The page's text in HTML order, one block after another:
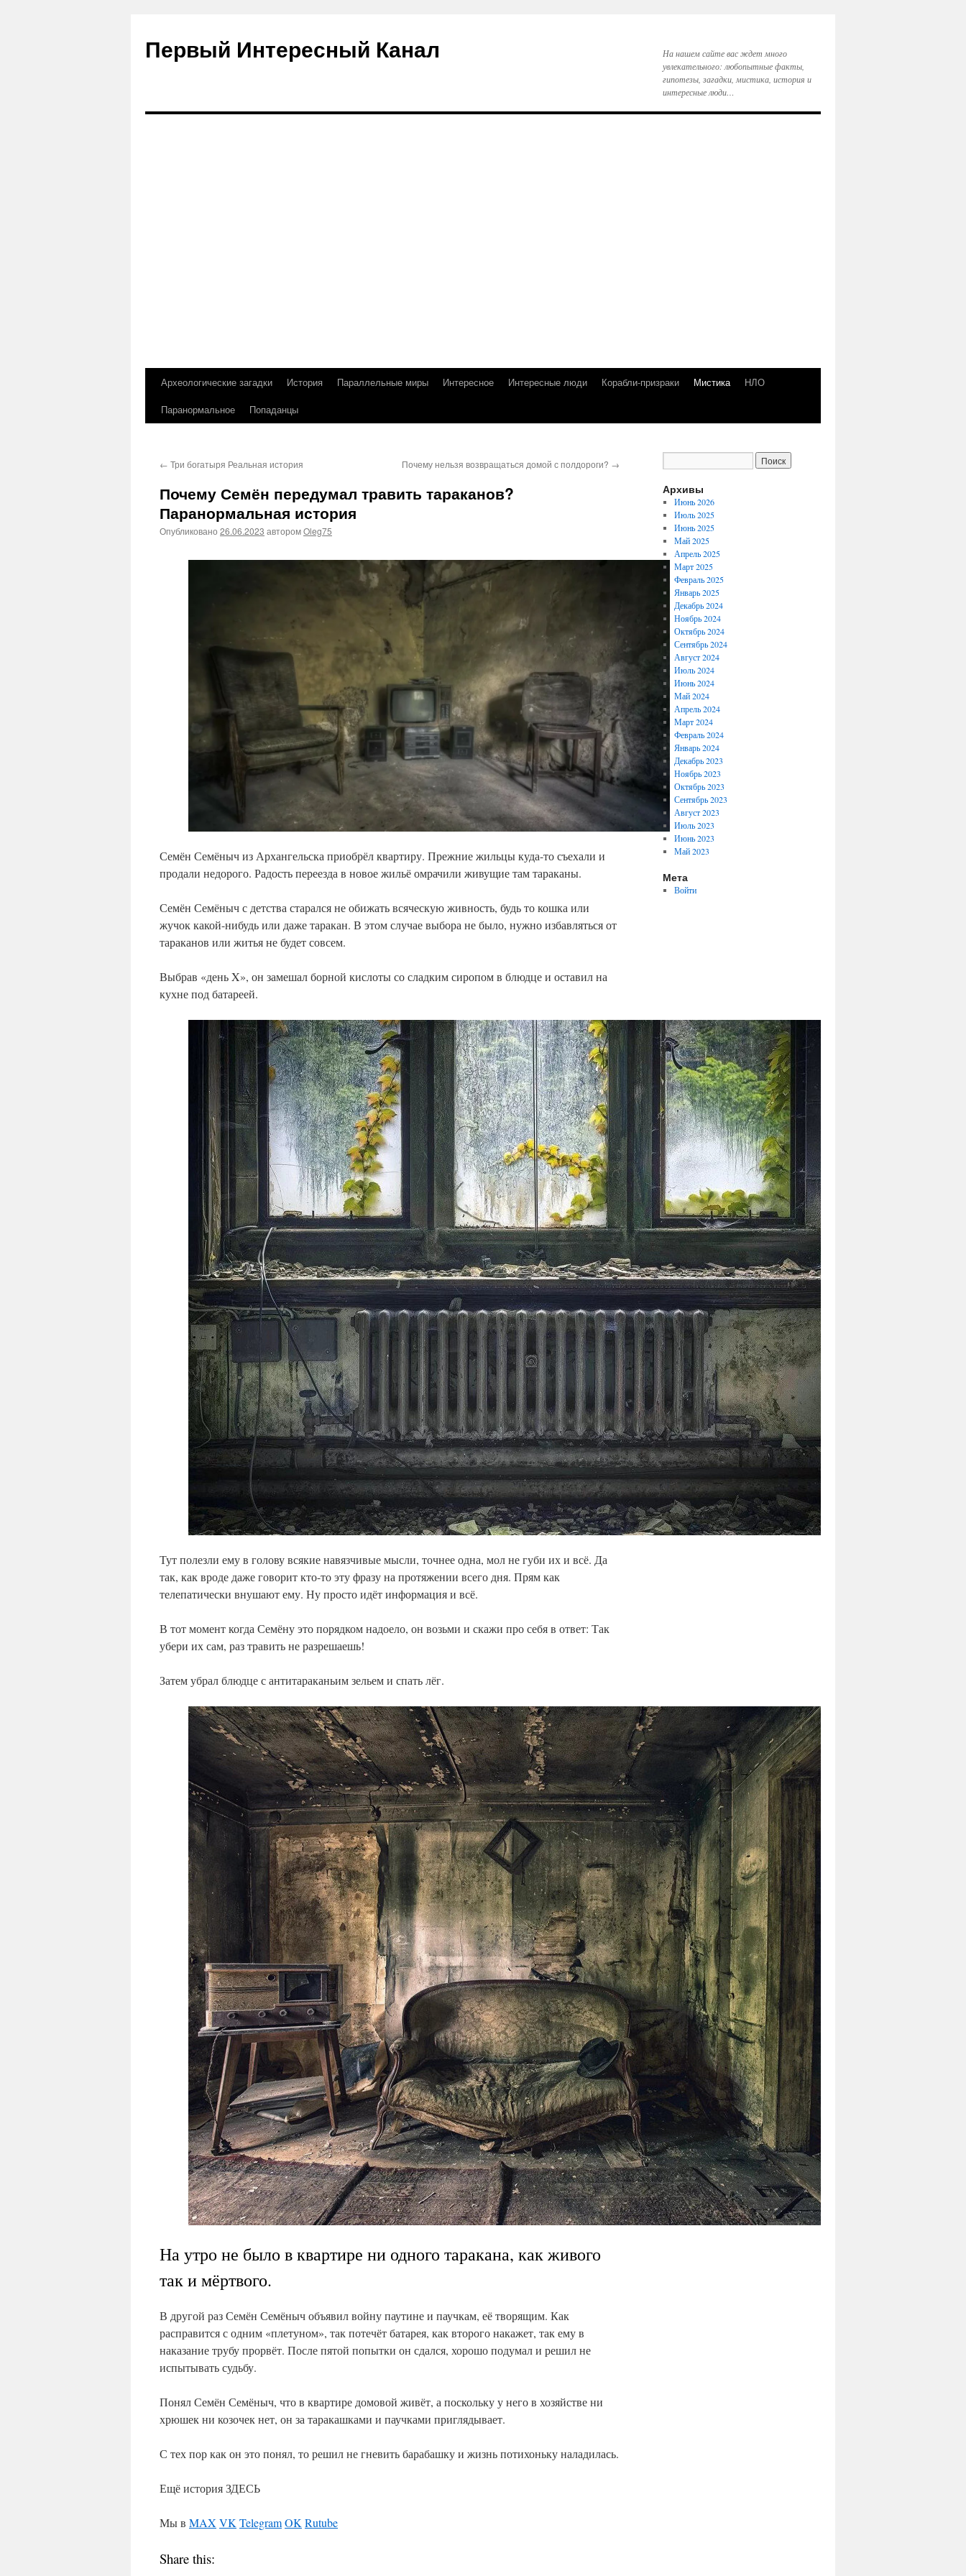
Первый Интересный Канал
На нашем сайте вас ждет много
увлекательного: любопытные факты,
гипотезы, загадки, мистика, история и
интересные люди…
Перейти
Археологические загадки История Параллельные миры Интересное Интересные люди Корабли-призраки Мистика
НЛО
Паранормальное
Попаданцы
← Три богатыря Реальная история Почему нельзя возвращаться домой с полдороги? →
Почему Семён передумал травить тараканов?
Паранормальная история
Опубликовано 26.06.2023 авторомOleg75
Семён Семёныч из Архангельска приобрёл квартиру. Прежние жильцы куда-то съехали и
продали недорого. Радость переезда в новое жильё омрачили живущие там тараканы.
Семён Семёныч с детства старался не обижать всяческую живность, будь то кошка или
жучок какой-нибудь или даже таракан. В этом случае выбора не было, нужно избавляться от
тараканов или житья не будет совсем.
Выбрав «день X», он замешал борной кислоты со сладким сиропом в блюдце и оставил на
кухне под батареей.
Тут полезли ему в голову всякие навязчивые мысли, точнее одна, мол не губи их и всё. Да
так, как вроде даже говорит кто-то эту фразу на протяжении всего дня. Прям как
телепатически внушают ему. Ну просто идёт информация и всё.
В тот момент когда Семёну это порядком надоело, он возьми и скажи про себя в ответ: Так
убери их сам, раз травить не разрешаешь!
Затем убрал блюдце с антитараканьим зельем и спать лёг.
На утро не было в квартире ни одного таракана, как живого
так и мёртвого.
В другой раз Семён Семёныч объявил войну паутине и паучкам, её творящим. Как
расправится с одним «плетуном», так потечёт батарея, как второго накажет, так ему в
наказание трубу прорвёт. После пятой попытки он сдался, хорошо подумал и решил не
испытывать судьбу.
Понял Семён Семёныч, что в квартире домовой живёт, а поскольку у него в хозяйстве ни
хрюшек ни козочек нет, он за таракашками и паучками приглядывает.
С тех пор как он это понял, то решил не гневить барабашку и жизнь потихоньку наладилась.
Ещё история ЗДЕСЬ
Мы в MAX VK TelegramOK Rutube
Share this:
Архивы
Июнь 2026
Июль 2025
Июнь 2025
Май 2025
Апрель 2025
Март 2025
Февраль 2025
Январь 2025
Декабрь 2024
Ноябрь 2024
Октябрь 2024
Сентябрь 2024
Август 2024
Июль 2024
Июнь 2024
Май 2024
Апрель 2024
Март 2024
Февраль 2024
Январь 2024
Декабрь 2023
Ноябрь 2023
Октябрь 2023
Сентябрь 2023
Август 2023
Июль 2023
Июнь 2023
Май 2023
Мета
Войти